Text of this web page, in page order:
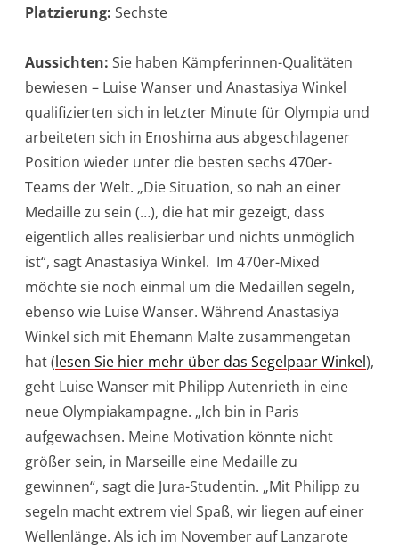
Platzierung: Sechste
Aussichten: Sie haben Kämpferinnen-Qualitäten
bewiesen – Luise Wanser und Anastasiya Winkel
qualifizierten sich in letzter Minute für Olympia und
arbeiteten sich in Enoshima aus abgeschlagener
Position wieder unter die besten sechs 470er-
Teams der Welt. „Die Situation, so nah an einer
Medaille zu sein (…), die hat mir gezeigt, dass
eigentlich alles realisierbar und nichts unmöglich
ist“, sagt Anastasiya Winkel. Im 470er-Mixed
möchte sie noch einmal um die Medaillen segeln,
ebenso wie Luise Wanser. Während Anastasiya
Winkel sich mit Ehemann Malte zusammengetan
hat (lesen Sie hier mehr über das Segelpaar Winkel),
geht Luise Wanser mit Philipp Autenrieth in eine
neue Olympiakampagne. „Ich bin in Paris
aufgewachsen. Meine Motivation könnte nicht
größer sein, in Marseille eine Medaille zu
gewinnen“, sagt die Jura-Studentin. „Mit Philipp zu
segeln macht extrem viel Spaß, wir liegen auf einer
Wellenlänge. Als ich im November auf Lanzarote